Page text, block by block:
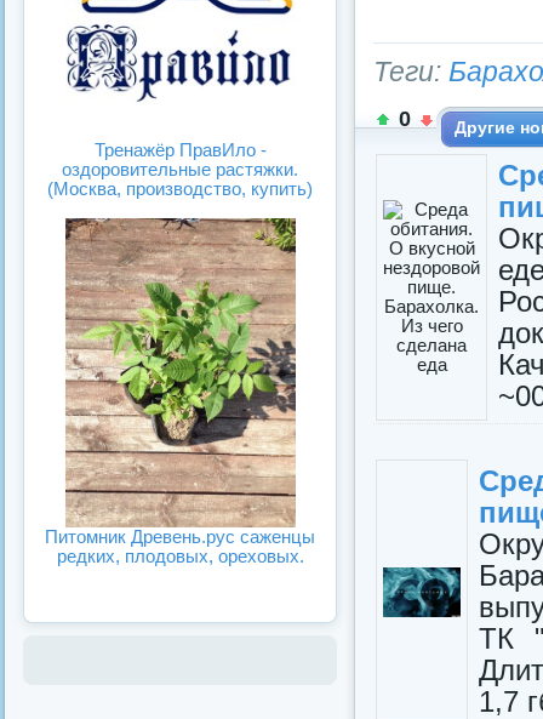
Теги:
0 Другие
ТК
1,7
Тренажёр ПравИло -
оздоровительные растяжки.
(Москва, производство, купить)
Питомник Древень.рус саженцы
редких, плодовых, ореховых.